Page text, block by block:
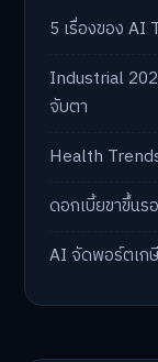
5 เรื่องของ AI
Industrial
จับตา
Health
ดอกเบี้ยขาขึ้น
AI จัดพอร์ตเก